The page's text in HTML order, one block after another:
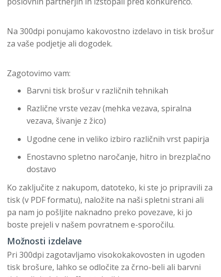
Na 300dpi ponujamo kakovostno izdelavo in tisk brošur
za vaše podjetje ali dogodek.
Zagotovimo vam:
Barvni tisk brošur v različnih tehnikah
Različne vrste vezav (mehka vezava, spiralna
vezava, šivanje z žico)
Ugodne cene in veliko izbiro različnih vrst papirja
Enostavno spletno naročanje, hitro in brezplačno
dostavo
Ko zaključite z nakupom, datoteko, ki ste jo pripravili za
tisk (v PDF formatu), naložite na naši spletni strani ali
pa nam jo pošljite naknadno preko povezave, ki jo
boste prejeli v našem povratnem e-sporočilu.
Možnosti izdelave
Pri 300dpi zagotavljamo visokokakovosten in ugoden
tisk brošure, lahko se odločite za črno-beli ali barvni